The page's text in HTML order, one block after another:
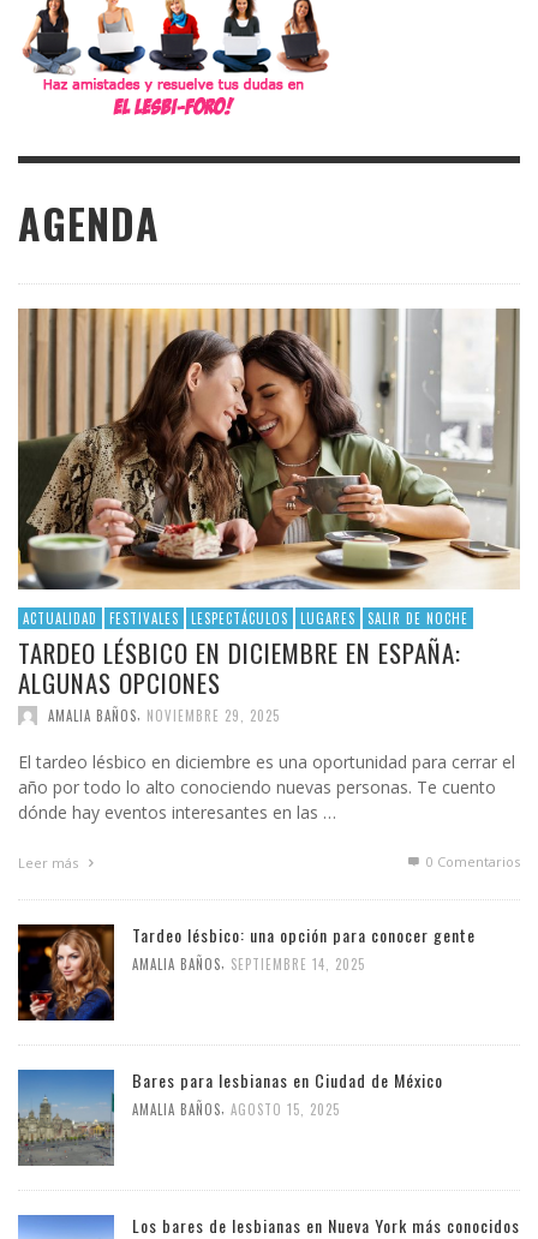
AGENDA
ACTUALIDAD FESTIVALES LESPECTÁCULOS LUGARES SALIR DE NOCHE
TARDEO LÉSBICO EN DICIEMBRE EN ESPAÑA:
ALGUNAS OPCIONES
AMALIA BAÑOS NOVIEMBRE 29, 2025
El tardeo lésbico en diciembre es una oportunidad para cerrar el
año por todo lo alto conociendo nuevas personas. Te cuento
dónde hay eventos interesantes en las …
Leer más 0 Comentarios
Tardeo lésbico: una opción para conocer gente
AMALIA BAÑOS SEPTIEMBRE 14, 2025
Bares para lesbianas en Ciudad de México
AMALIA BAÑOS AGOSTO 15, 2025
Los bares de lesbianas en Nueva York más conocidos